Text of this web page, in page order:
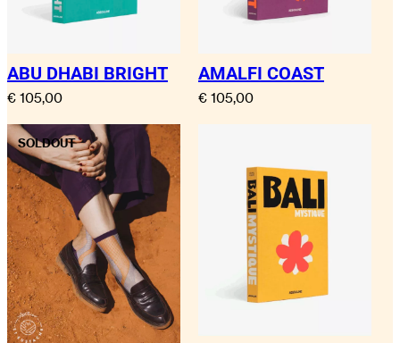
ABU DHABI BRIGHT
€ 105,00
AMALFI COAST
€ 105,00
SOLDOUT